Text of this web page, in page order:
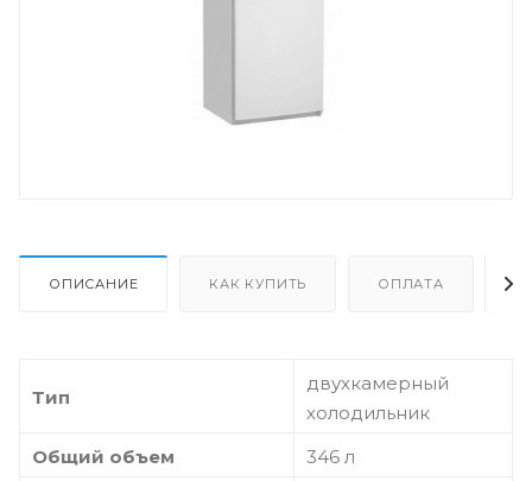
ОПИСАНИЕ КАК КУПИТЬ ОПЛАТА
Тип
двухкамерный
холодильник
Общий объем
346 л